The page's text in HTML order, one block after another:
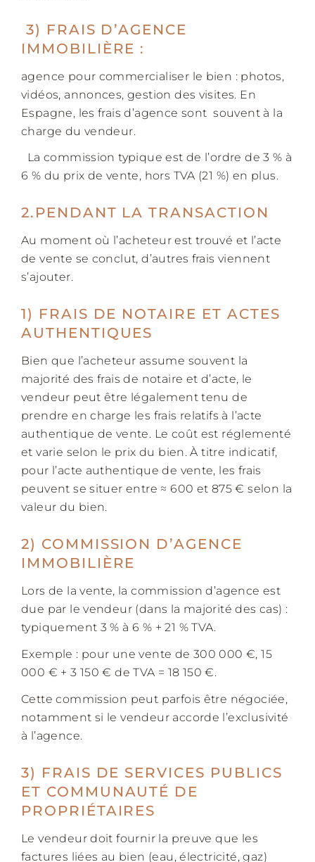
3) FRAIS D’AGENCE
IMMOBILIÈRE :
agence pour commercialiser le bien : photos,
vidéos, annonces, gestion des visites. En
Espagne, les frais d’agence sont souvent à la
charge du vendeur.
La commission typique est de l’ordre de 3 % à
6 % du prix de vente, hors TVA (21 %) en plus.
2.PENDANT LA TRANSACTION
Au moment où l’acheteur est trouvé et l’acte
de vente se conclut, d’autres frais viennent
s’ajouter.
1) FRAIS DE NOTAIRE ET ACTES
AUTHENTIQUES
Bien que l’acheteur assume souvent la
majorité des frais de notaire et d’acte, le
vendeur peut être légalement tenu de
prendre en charge les frais relatifs à l’acte
authentique de vente. Le coût est réglementé
et varie selon le prix du bien. À titre indicatif,
pour l’acte authentique de vente, les frais
peuvent se situer entre ≈ 600 et 875 € selon la
valeur du bien.
2) COMMISSION D’AGENCE
IMMOBILIÈRE
Lors de la vente, la commission d’agence est
due par le vendeur (dans la majorité des cas) :
typiquement 3 % à 6 % + 21 % TVA.
Exemple : pour une vente de 300 000 €, 15
000 € + 3 150 € de TVA = 18 150 €.
Cette commission peut parfois être négociée,
notamment si le vendeur accorde l’exclusivité
à l’agence.
3) FRAIS DE SERVICES PUBLICS
ET COMMUNAUTÉ DE
PROPRIÉTAIRES
Le vendeur doit fournir la preuve que les
factures liées au bien (eau, électricité, gaz)